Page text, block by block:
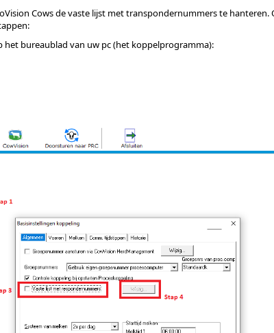
Cows de vaste lijst met transpondernummers te hanteren.
het bureaublad van uw pc (het koppelprogramma):